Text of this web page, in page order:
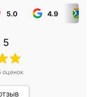
5.0 4.9
5
оценок